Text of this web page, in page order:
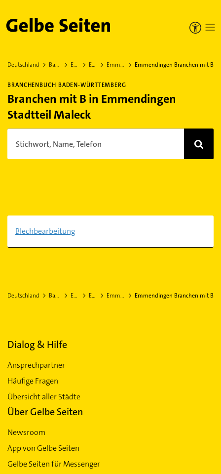
Gelbe Seiten
Deutschland Baden-Württemberg Emmendingen Emmendingen Emmendingen Stadtteil Maleck Emmendingen Branchen mit B
BRANCHENBUCH BADEN-WÜRTTEMBERG
Branchen mit B in Emmendingen
Stadtteil Maleck
Stichwort, Name, Telefon
Blechbearbeitung
Deutschland Baden-Württemberg Emmendingen Emmendingen Emmendingen Stadtteil Maleck Emmendingen Branchen mit B
Dialog & Hilfe
Ansprechpartner
Häufige Fragen
Übersicht aller Städte
Über Gelbe Seiten
Newsroom
App von Gelbe Seiten
Gelbe Seiten für Messenger